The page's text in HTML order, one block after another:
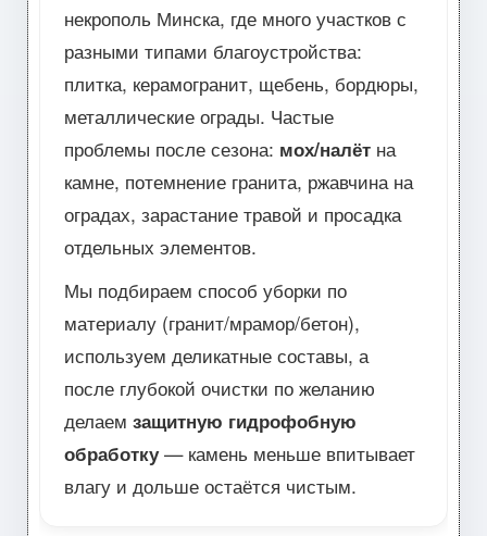
некрополь Минска, где много участков с
разными типами благоустройства:
плитка, керамогранит, щебень, бордюры,
металлические ограды. Частые
проблемы после сезона: мох/налёт на
камне, потемнение гранита, ржавчина на
оградах, зарастание травой и просадка
отдельных элементов.
Мы подбираем способ уборки по
материалу (гранит/мрамор/бетон),
используем деликатные составы, а
после глубокой очистки по желанию
делаем защитную гидрофобную
обработку— камень меньше впитывает
влагу и дольше остаётся чистым.